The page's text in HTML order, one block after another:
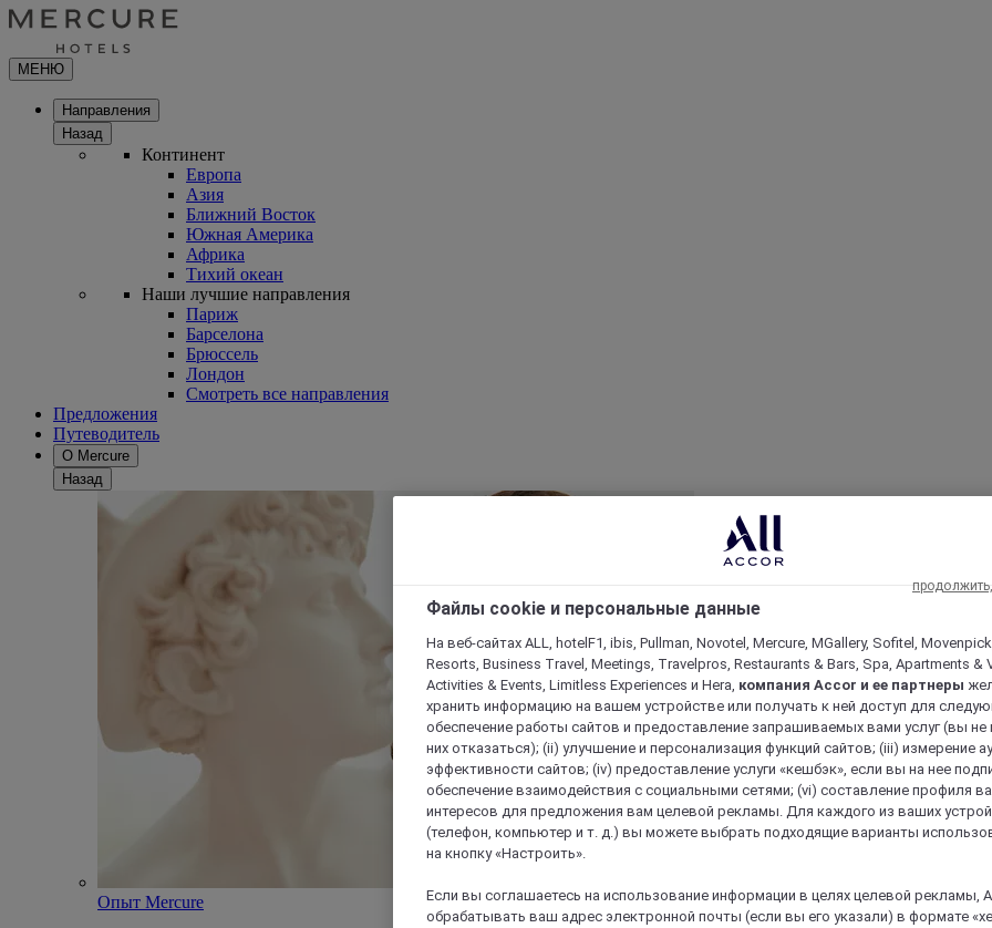
МЕНЮ
Направления
Назад
Континент
Европа
Азия
Ближний Восток
Южная Америка
Африка
Тихий океан
Наши лучшие направления
Париж
Барселона
Брюссель
Лондон
Смотреть все направления
Предложения
Путеводитель
О Mercure
Назад
Опыт Mercure
Файлы cookie и персональные данные
На веб-сайтах ALL, hotelF1, ibis, Pullman, Novotel, Mercure, MGallery, Sofitel,
Resorts, Business Travel, Meetings, Travelpros, Restaurants & Bars, Spa, Apartments &
Activities & Events, Limitless Experiences и Hera, компания Accor и ее партнеры
хранить информацию на вашем устройстве или получать к ней доступ для
обеспечение работы сайтов и предоставление запрашиваемых вами услуг (вы
них отказаться); (ii) улучшение и персонализация функций сайтов; (iii) измерение
эффективности сайтов; (iv) предоставление услуги «кешбэк», если вы на нее
обеспечение взаимодействия с социальными сетями; (vi) составление профиля
интересов для предложения вам целевой рекламы. Для каждого из ваших
(телефон, компьютер и т. д.) вы можете выбрать подходящие варианты
на кнопку «Настроить».
Если вы соглашаетесь на использование информации в целях целевой рекламы,
обрабатывать ваш адрес электронной почты (если вы его указали) в формате